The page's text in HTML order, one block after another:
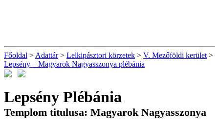
Főoldal > Adattár> Lelkipásztori körzetek > V. Mezőföldi kerület >
Lepsény – Magyarok Nagyasszonya plébánia
Lepsény Plébánia
Templom titulusa: Magyarok Nagyasszonya